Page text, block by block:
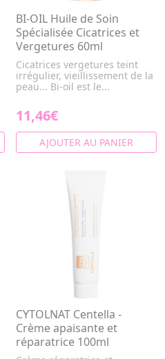
BI-OIL Huile de Soin
Spécialisée Cicatrices et
Vergetures 60ml
Cicatrices vergetures teint
irrégulier, vieillissement de la
peau... Bi-oil est le...
11,46€
AJOUTER AU PANIER
CYTOLNAT Centella -
Crème apaisante et
réparatrice 100ml